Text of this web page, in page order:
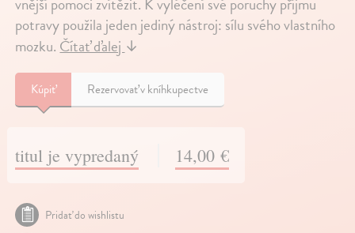
potravy použila jeden jediný nástroj: sílu svého vlastního
mozku. Čítať ďalej ↓
Kúpiť Rezervovať v kníhkupectve
titul je vypredaný 14,00 €
Pridať do wishlistu